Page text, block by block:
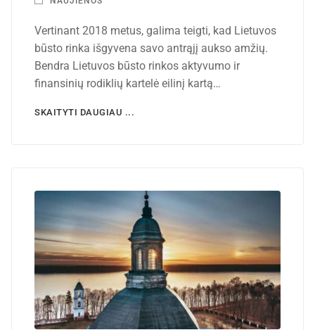
Vertinant 2018 metus, galima teigti, kad Lietuvos
būsto rinka išgyvena savo antrąjį aukso amžių.
Bendra Lietuvos būsto rinkos aktyvumo ir
finansinių rodiklių kartelė eilinį kartą…
SKAITYTI DAUGIAU ...